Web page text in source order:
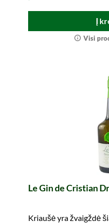
Į
Visi
Le Gin de Cristian
Kriaušė yra žvaigždė